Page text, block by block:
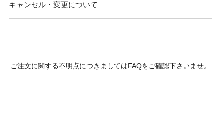
キャンセル・変更について
ご注文に関する不明点につきましてはFAQをご確認下さいませ。